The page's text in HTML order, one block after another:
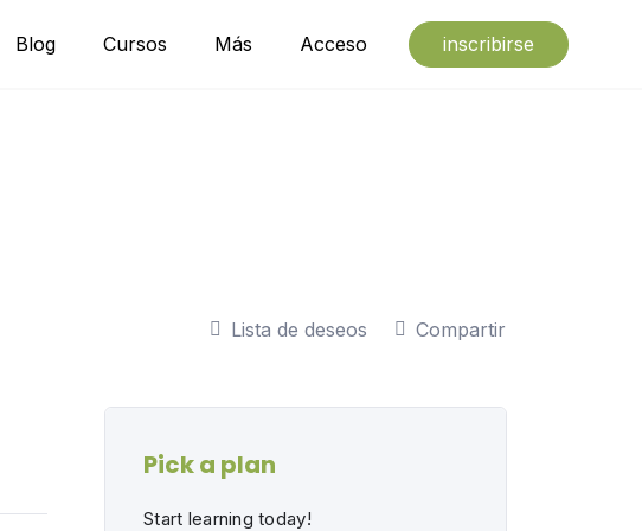
Blog Cursos Más Acceso inscribirse
Lista de deseos Compartir
Pick a plan
Start learning today!